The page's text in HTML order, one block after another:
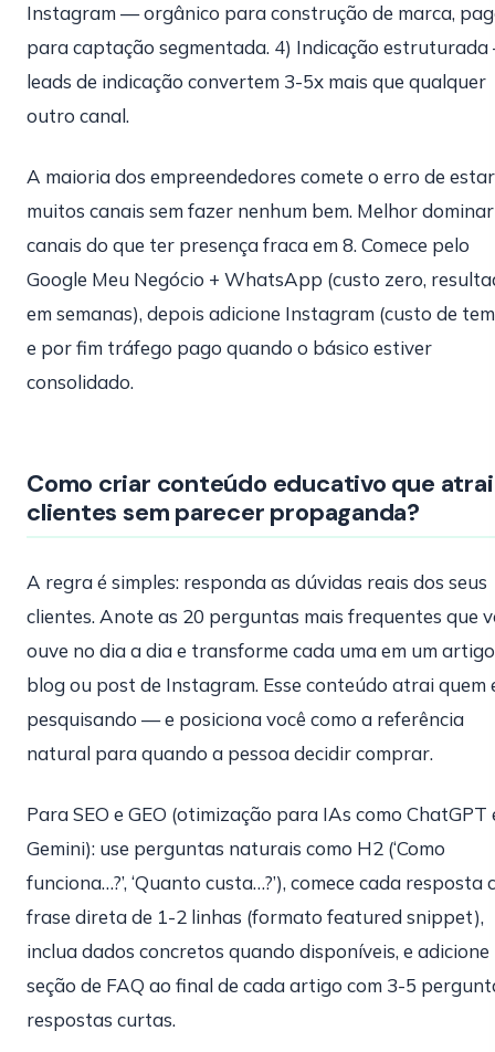
Instagram — orgânico para construção de marca,
para captação segmentada. 4) Indicação
leads de indicação convertem 3-5x mais que qualquer
outro canal.
A maioria dos empreendedores comete o erro de
muitos canais sem fazer nenhum bem. Melhor
canais do que ter presença fraca em 8. Comece pelo
Google Meu Negócio + WhatsApp (custo zero,
em semanas), depois adicione Instagram (custo de
e por fim tráfego pago quando o básico estiver
consolidado.
Como criar conteúdo educativo que atrai
clientes sem parecer propaganda?
A regra é simples: responda as dúvidas reais dos seus
clientes. Anote as 20 perguntas mais frequentes que
ouve no dia a dia e transforme cada uma em um
blog ou post de Instagram. Esse conteúdo atrai quem
pesquisando — e posiciona você como a referência
natural para quando a pessoa decidir comprar.
Para SEO e GEO (otimização para IAs como ChatGPT
Gemini): use perguntas naturais como H2 (‘Como
funciona…?’, ‘Quanto custa…?’), comece cada resposta
frase direta de 1-2 linhas (formato featured snippet),
inclua dados concretos quando disponíveis, e adicione
seção de FAQ ao final de cada artigo com 3-5
respostas curtas.